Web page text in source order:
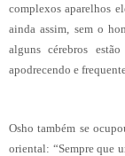
complexos aparelhos
ainda assim, sem o
alguns cérebros
apodrecendo e
Osho também se
oriental: “Sempre que